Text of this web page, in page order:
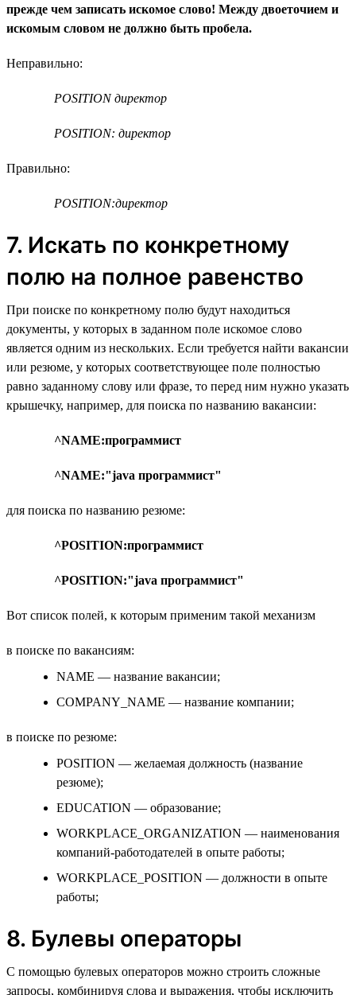
прежде чем записать искомое слово! Между двоеточием и
искомым словом не должно быть пробела.
Неправильно:
POSITION директор
POSITION: директор
Правильно:
POSITION:директор
7. Искать по конкретному
полю на полное равенство
При поиске по конкретному полю будут находиться
документы, у которых в заданном поле искомое слово
является одним из нескольких. Если требуется найти вакансии
или резюме, у которых соответствующее поле полностью
равно заданному слову или фразе, то перед ним нужно указать
крышечку, например, для поиска по названию вакансии:
^NAME:программист
^NAME:"java программист"
для поиска по названию резюме:
^POSITION:программист
^POSITION:"java программист"
Вот список полей, к которым применим такой механизм
в поиске по вакансиям:
NAME — название вакансии;
COMPANY_NAME — название компании;
в поиске по резюме:
POSITION — желаемая должность (название
резюме);
EDUCATION — образование;
WORKPLACE_ORGANIZATION — наименования
компаний-работодателей в опыте работы;
WORKPLACE_POSITION — должности в опыте
работы;
8. Булевы операторы
С помощью булевых операторов можно строить сложные
запросы, комбинируя слова и выражения, чтобы исключить